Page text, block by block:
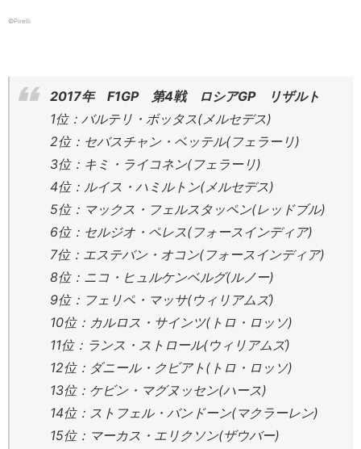
©Pirelli
2017年 F1GP 第4戦 ロシアGP リザルト
1位：バルテリ・ボッタス(メルセデス)
2位：セバスチャン・ベッテル(フェラーリ)
3位：キミ・ライコネン(フェラーリ)
4位：ルイス・ハミルトン(メルセデス)
5位：マックス・フェルスタッペン(レッドブル)
6位：セルジオ・ペレス(フォースインディア)
7位：エステバン・オコン(フォースインディア)
8位：ニコ・ヒュルケンベルグ(ルノー)
9位：フェリペ・マッサ(ウィリアムズ)
10位：カルロス・サインツ(トロ・ロッソ)
11位：ランス・ストロール(ウィリアムズ)
12位：ダニール・クビアト(トロ・ロッソ)
13位：ケビン・マグヌッセン(ハース)
14位：ストフェル・バンドーン(マクラーレン)
15位：マーカス・エリクソン(ザウバー)